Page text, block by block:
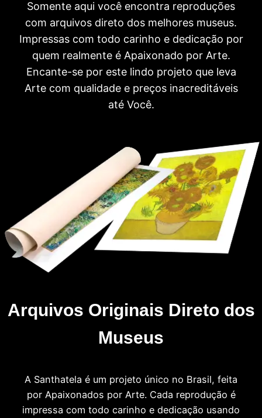
Somente aqui você encontra reproduções
com arquivos direto dos melhores museus.
Impressas com todo carinho e dedicação por
quem realmente é Apaixonado por Arte.
Encante-se por este lindo projeto que leva
Arte com qualidade e preços inacreditáveis
até Você.
Arquivos Originais Direto dos
Museus
A Santhatela é um projeto único no Brasil, feita
por Apaixonados por Arte. Cada reprodução é
impressa com todo carinho e dedicação usando